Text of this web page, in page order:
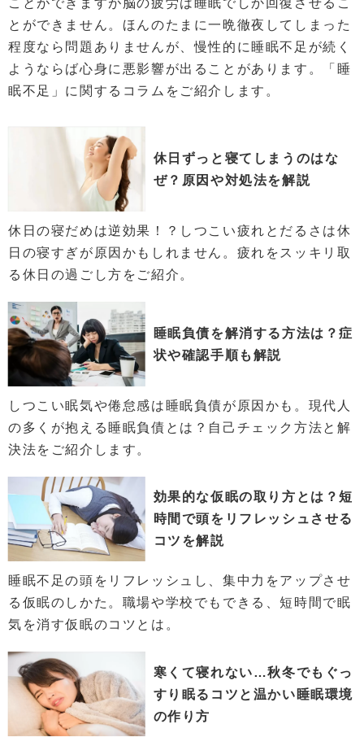
ことができますが脳の疲労は睡眠でしか回復させるこ
とができません。ほんのたまに一晩徹夜してしまった
程度なら問題ありませんが、慢性的に睡眠不足が続く
ようならば心身に悪影響が出ることがあります。「睡
眠不足」に関するコラムをご紹介します。
休日ずっと寝てしまうのはな
ぜ？原因や対処法を解説
休日の寝だめは逆効果！？しつこい疲れとだるさは休
日の寝すぎが原因かもしれません。疲れをスッキリ取
る休日の過ごし方をご紹介。
睡眠負債を解消する方法は？症
状や確認手順も解説
しつこい眠気や倦怠感は睡眠負債が原因かも。現代人
の多くが抱える睡眠負債とは？自己チェック方法と解
決法をご紹介します。
効果的な仮眠の取り方とは？短
時間で頭をリフレッシュさせる
コツを解説
睡眠不足の頭をリフレッシュし、集中力をアップさせ
る仮眠のしかた。職場や学校でもできる、短時間で眠
気を消す仮眠のコツとは。
寒くて寝れない…秋冬でもぐっ
すり眠るコツと温かい睡眠環境
の作り方